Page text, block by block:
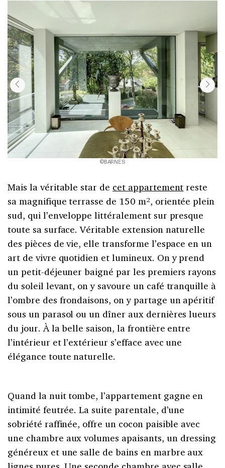
©BARNES
Mais la véritable star de cet appartement reste
sa magnifique terrasse de 150 m², orientée plein
sud, qui l’enveloppe littéralement sur presque
toute sa surface. Véritable extension naturelle
des pièces de vie, elle transforme l’espace en un
art de vivre quotidien et lumineux. On y prend
un petit-déjeuner baigné par les premiers rayons
du soleil levant, on y savoure un café tranquille à
l’ombre des frondaisons, on y partage un apéritif
sous un parasol ou un dîner aux dernières lueurs
du jour. À la belle saison, la frontière entre
l’intérieur et l’extérieur s’efface avec une
élégance toute naturelle.
Quand la nuit tombe, l’appartement gagne en
intimité feutrée. La suite parentale, d’une
sobriété raffinée, offre un cocon paisible avec
une chambre aux volumes apaisants, un dressing
généreux et une salle de bains en marbre aux